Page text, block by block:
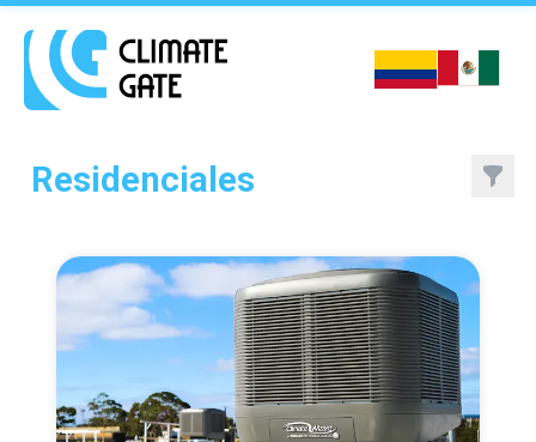
Residenciales